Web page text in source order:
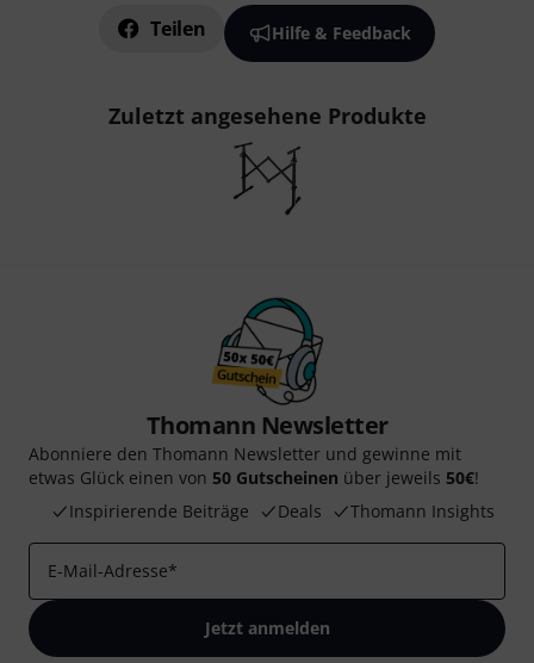
Teilen Hilfe & Feedback
Zuletzt angesehene Produkte
Thomann Newsletter
Abonniere den Thomann Newsletter und gewinne mit
etwas Glück einen von 50 Gutscheinen über jeweils 50€!
Inspirierende Beiträge
Deals Thomann Insights
E-Mail-Adresse*
Jetzt anmelden